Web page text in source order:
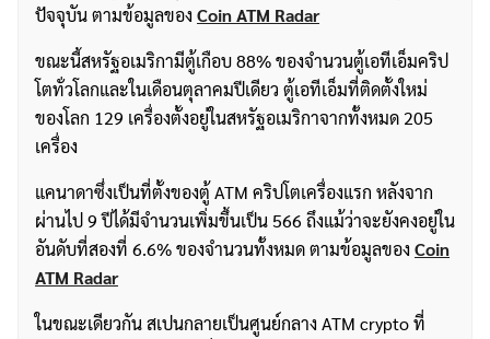
ปัจจุบัน ตามข้อมูลของ Coin ATM Radar
ขณะนี้สหรัฐอเมริกามีตู้เกือบ 88% ของจำนวนตู้เอทีเอ็มคริป
โตทั่วโลกและในเดือนตุลาคมปีเดียว ตู้เอทีเอ็มที่ติดตั้งใหม่
ของโลก 129 เครื่องตั้งอยู่ในสหรัฐอเมริกาจากทั้งหมด 205
เครื่อง
แคนาดาซึ่งเป็นที่ตั้งของตู้ ATM คริปโตเครื่องแรก หลังจาก
ผ่านไป 9 ปีได้มีจำนวนเพิ่มขึ้นเป็น 566 ถึงแม้ว่าจะยังคงอยู่ใน
อันดับที่สองที่ 6.6% ของจำนวนทั้งหมด ตามข้อมูลของ Coin
ATM Radar
ในขณะเดียวกัน สเปนกลายเป็นศูนย์กลาง ATM crypto ที่